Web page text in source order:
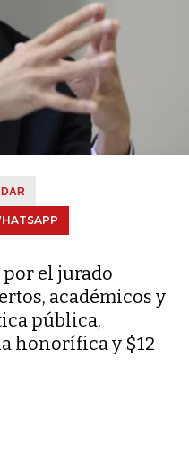
por el jurado
académicos y
pública,
honorífica y $12